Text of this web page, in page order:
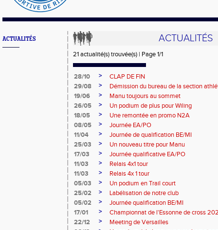
ACTUALITÉS ACTUALITÉS
21 actualité(s) trouvée(s) | Page 1/1
28/10 >
CLAP DE FIN
29/08
>
Démission du bureau de la section
19/06
>
Manu toujours au sommet
26/05
>
Un podium de plus pour Wiling
18/05
>
Une remontée en promo N2A
08/05
>
Journée EA/PO
11/04
>
Journée de qualification BE/MI
25/03
>
Un nouveau titre pour Manu
17/03
>
Journée qualificative EA/PO
11/03
>
Relais 4x1 tour
11/03
>
Relais 4x 1 tour
05/03
>
Un podium en Trail court
25/02
>
Labélisation de notre club
05/02
>
Journée qualification BE/MI
17/01
>
Championnat de l'Essonne de cross
22/12
>
Meeting de Versailles